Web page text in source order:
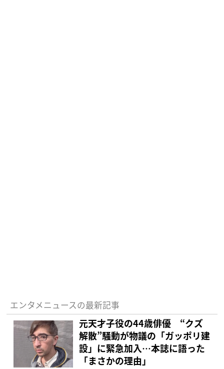
エンタメニュースの最新記事
元天才子役の44歳俳優 “クズ
解散”騒動が物議の「ガッポリ建
設」に緊急加入…本誌に語った
「まさかの理由」